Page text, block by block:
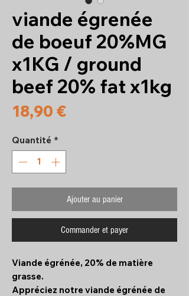
viande égrenée
de boeuf 20%MG
x1KG / ground
beef 20% fat x1kg
18,90 €
Quantité *
Ajouter au panier
Commander et payer
Viande égrénée, 20% de matière
grasse.
Appréciez notre viande égrénée de